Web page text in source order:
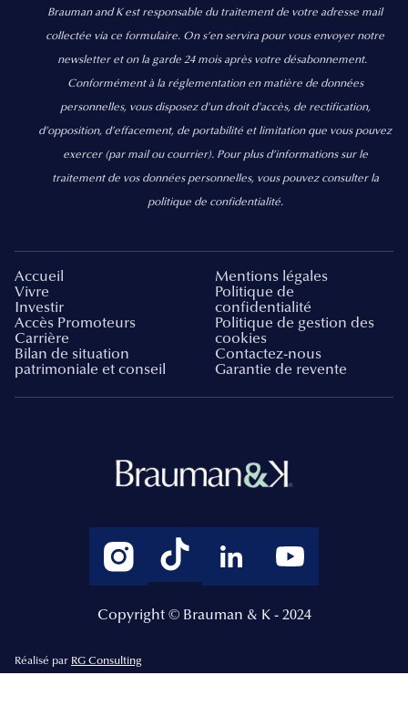
Brauman and K est responsable du traitement de votre adresse mail
collectée via ce formulaire. On s’en servira pour vous envoyer notre
newsletter et on la garde 24 mois après votre désabonnement.
Conformément à la réglementation en matière de données
personnelles, vous disposez d'un droit d'accès, de rectification,
d’opposition, d’effacement, de portabilité et limitation que vous pouvez
exercer (par mail ou courrier). Pour plus d’informations sur le
traitement de vos données personnelles, vous pouvez consulter la
politique de confidentialité.
Accueil
Vivre
Investir
Accès Promoteurs
Carrière
Bilan de situation
patrimoniale et conseil
Mentions légales
Politique de
confidentialité
Politique de gestion des
cookies
Contactez-nous
Garantie de revente
Copyright © Brauman & K - 2024
Réalisé par RG Consulting